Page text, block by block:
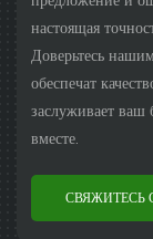
настоящая
Доверьтесь
обеспечат
заслуживает ваш
вместе.
СВЯЖИТЕСЬ